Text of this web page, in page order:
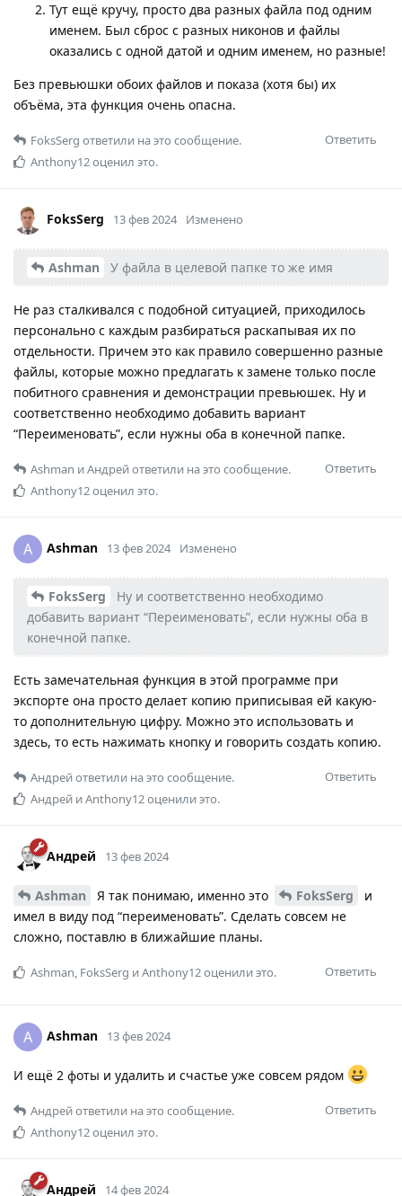
Тут ещё кручу, просто два разных файла под одним
именем. Был сброс с разных никонов и файлы
оказались с одной датой и одним именем, но разные!
Без превьюшки обоих файлов и показа (хотя бы) их
объёма, эта функция очень опасна.
Ответить
FoksSerg ответили на это сообщение.
Anthony12оценил это.
FoksSerg 13 фев 2024 Изменено
Ashman У файла в целевой папке то же имя
Не раз сталкивался с подобной ситуацией, приходилось
персонально с каждым разбираться раскапывая их по
отдельности. Причем это как правило совершенно разные
файлы, которые можно предлагать к замене только после
побитного сравнения и демонстрации превьюшек. Ну и
соответственно необходимо добавить вариант
“Переименовать”, если нужны оба в конечной папке.
Ответить
Ashman иАндрейответили на это сообщение.
Anthony12оценил это.
A Ashman 13 фев 2024 Изменено
FoksSerg
Ну и соответственно необходимо
добавить вариант “Переименовать”, если нужны оба в
конечной папке.
Есть замечательная функция в этой программе при
экспорте она просто делает копию приписывая ей какую-
то дополнительную цифру. Можно это использовать и
здесь, то есть нажимать кнопку и говорить создать копию.
Ответить
Андрейответили на это сообщение.
Андрей иAnthony12оценили это.
Андрей 13 фев 2024
Ashman Я так понимаю, именно это FoksSerg
и
имел в виду под “переименовать”. Сделать совсем не
сложно, поставлю в ближайшие планы.
Ответить
Ashman, FoksSerg иAnthony12оценили это.
A Ashman 13 фев 2024
И ещё 2 фоты и удалить и счастье уже совсем рядом
Ответить
Андрейответили на это сообщение.
Anthony12оценил это.
Андрей 14 фев 2024